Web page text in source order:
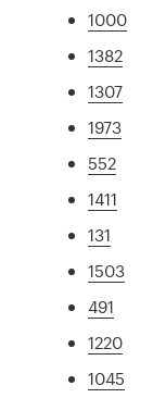
1000
1382
1307
1973
552
1411
131
1503
491
1220
1045